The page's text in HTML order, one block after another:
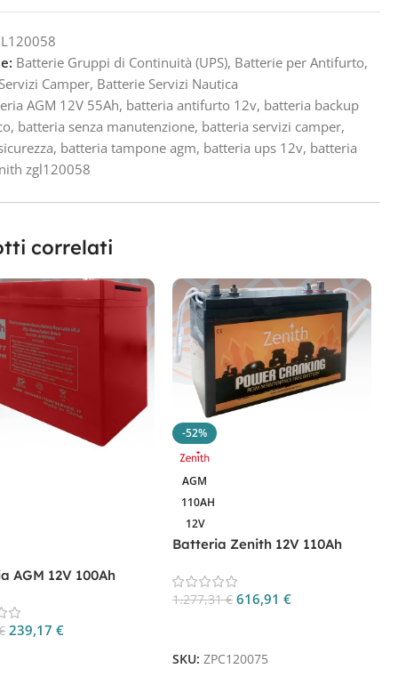
Batterie Gruppi di Continuità (UPS), Batterie per Antifurto,
Camper, Batterie Servizi Nautica
AGM 12V 55Ah, batteria antifurto 12v, batteria backup
, batteria senza manutenzione, batteria servizi camper,
, batteria tampone agm, batteria ups 12v, batteria
zgl120058
correlati
AGM 12V 100Ah
e Camper
239,17€
-52%
AGM
110AH
12V
Batteria Zenith 12V 110Ah
ZPC120075
1.277,31€ 616,91€
SKU:ZPC120075